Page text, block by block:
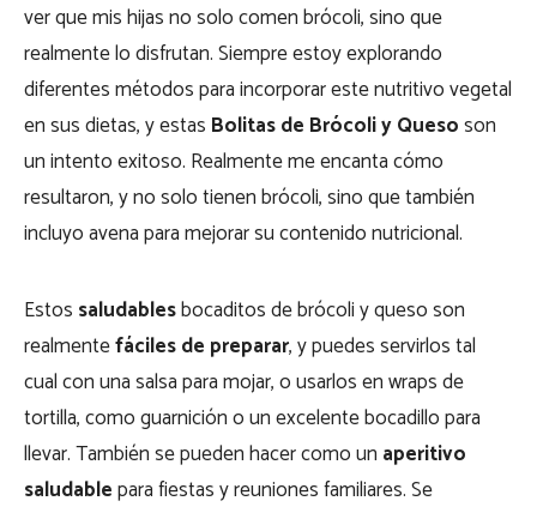
ver que mis hijas no solo comen brócoli, sino que
realmente lo disfrutan. Siempre estoy explorando
diferentes métodos para incorporar este nutritivo vegetal
en sus dietas, y estas Bolitas de Brócoli y Quesoson
un intento exitoso. Realmente me encanta cómo
resultaron, y no solo tienen brócoli, sino que también
incluyo avena para mejorar su contenido nutricional.
Estos saludablesbocaditos de brócoli y queso son
realmentefáciles de preparar, y puedes servirlos tal
cual con una salsa para mojar, o usarlos en wraps de
tortilla, como guarnición o un excelente bocadillo para
llevar. También se pueden hacer como un aperitivo
saludablepara fiestas y reuniones familiares. Se